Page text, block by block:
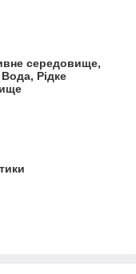
середовище,
Рідке